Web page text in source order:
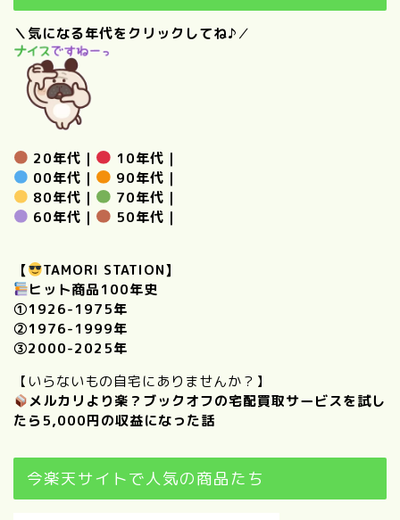
＼気になる年代をクリックしてね♪／
20年代 ｜ 10年代 ｜
00年代 ｜ 90年代 ｜
80年代 ｜ 70年代 ｜
60年代 ｜ 50年代 ｜
【
TAMORI STATION】
ヒット商品100年史
①1926-1975年
②1976-1999年
③2000-2025年
【いらないもの自宅にありませんか？】
メルカリより楽？ブックオフの宅配買取サービスを試し
たら5,000円の収益になった話
今楽天サイトで人気の商品たち